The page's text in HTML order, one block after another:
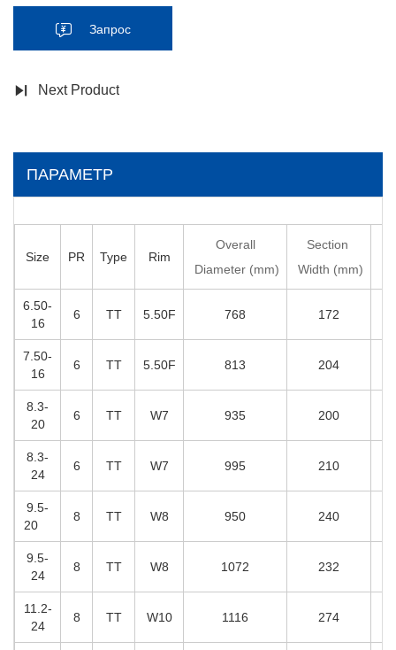
Запрос
Next Product
ПАРАМЕТР
Size PR Type Rim
Overall
Diameter (mm)
Section
Width (mm)
6.50-
16
6 TT 5.50F 768 172
7.50-
16
6 TT 5.50F 813 204
8.3-
20
6 TT W7 935 200
8.3-
24
6 TT W7 995 210
9.5-
20
8 TT W8 950 240
9.5-
24
8 TT W8 1072 232
11.2-
24
8 TT W10 1116 274